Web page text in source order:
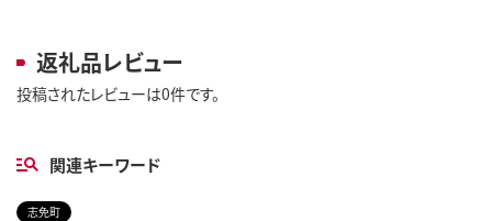
返礼品レビュー
投稿されたレビューは0件です。
関連キーワード
志免町